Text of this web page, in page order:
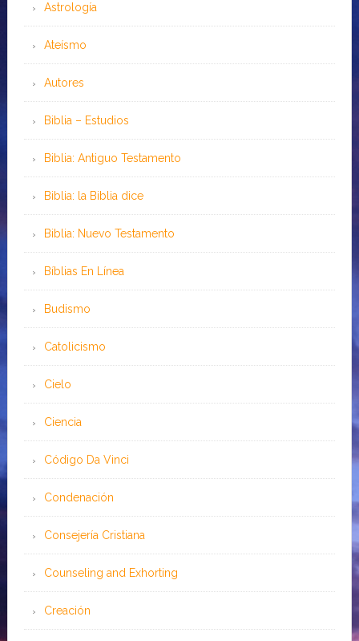
Astrología
Ateísmo
Autores
Biblia – Estudios
Biblia: Antiguo Testamento
Biblia: la Biblia dice
Biblia: Nuevo Testamento
Bíblias En Línea
Budismo
Catolicismo
Cielo
Ciencia
Código Da Vinci
Condenación
Consejería Cristiana
Counseling and Exhorting
Creación